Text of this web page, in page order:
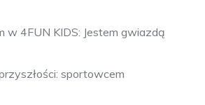
w 4FUN KIDS: Jestem gwiazdą
sportowcem